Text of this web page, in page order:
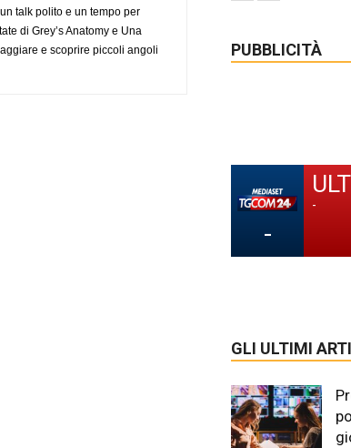
talk polito e un tempo per
di Grey’s Anatomy e Una
e scoprire piccoli angoli
PUBBLICITÀ
-
-
GLI ULTIMI